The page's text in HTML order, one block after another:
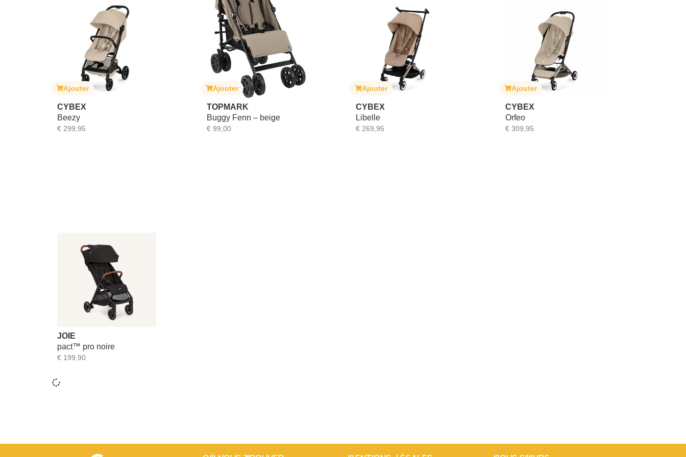
Ajouter
CYBEX
Beezy
€ 299,95
Ajouter
TOPMARK
Buggy Fenn – beige
€99,00
Ajouter
CYBEX
Libelle
€ 269,95
Ajouter
CYBEX
Orfeo
€309,95
JOIE
pact™ pro noire
€ 199,90